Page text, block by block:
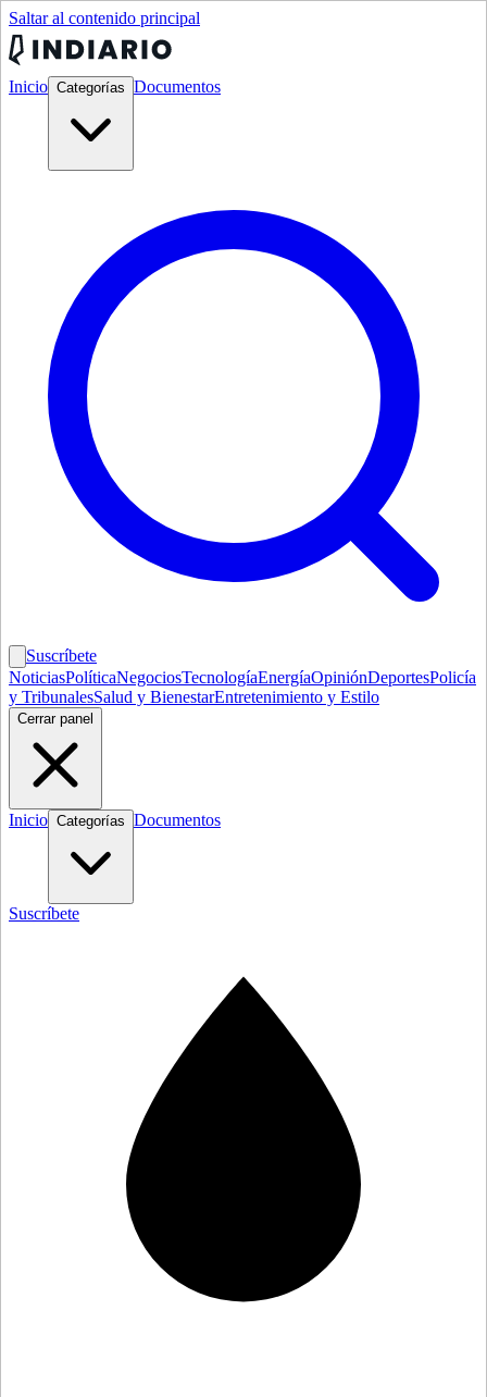
Saltar al contenido principal
Inicio Categorías Documentos
Suscríbete
NoticiasPolíticaNegociosTecnologíaEnergíaOpiniónDeportesPolicía
y TribunalesSalud y BienestarEntretenimiento y Estilo
Cerrar panel
Inicio Categorías Documentos
Suscríbete